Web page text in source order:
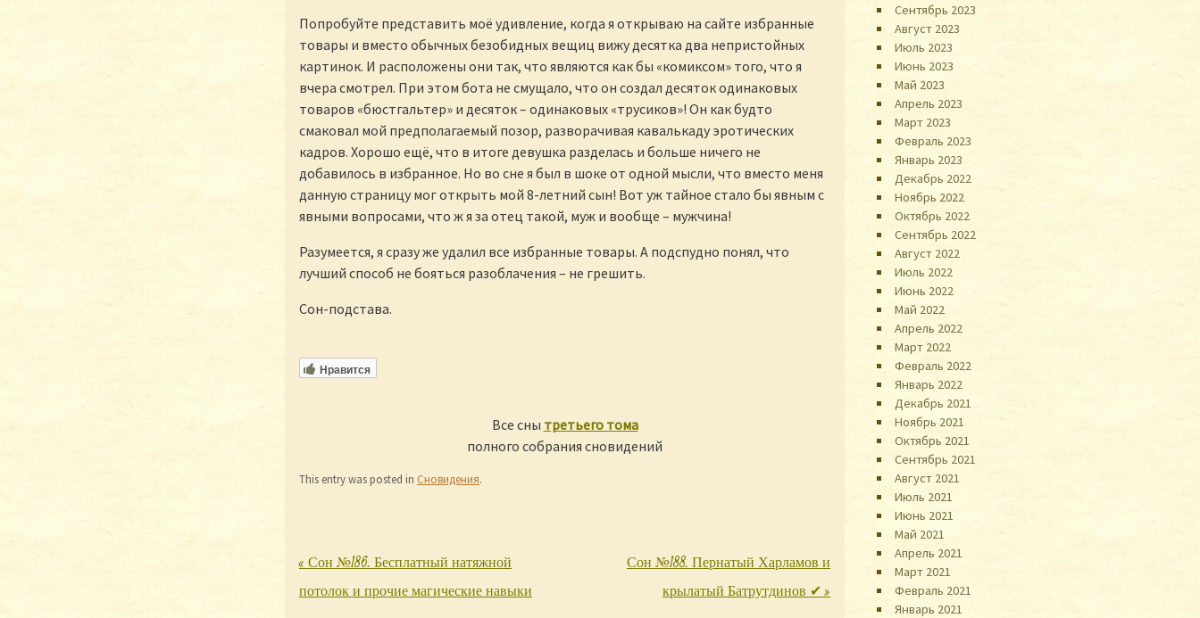
Попробуйте представить моё удивление, когда я открываю на сайте избранные
товары и вместо обычных безобидных вещиц вижу десятка два непристойных
картинок. И расположены они так, что являются как бы «комиксом» того, что я
вчера смотрел. При этом бота не смущало, что он создал десяток одинаковых
товаров «бюстгальтер» и десяток – одинаковых «трусиков»! Он как будто
смаковал мой предполагаемый позор, разворачивая кавалькаду эротических
кадров. Хорошо ещё, что в итоге девушка разделась и больше ничего не
добавилось в избранное. Но во сне я был в шоке от одной мысли, что вместо меня
данную страницу мог открыть мой 8-летний сын! Вот уж тайное стало бы явным с
явными вопросами, что ж я за отец такой, муж и вообще – мужчина!
Разумеется, я сразу же удалил все избранные товары. А подспудно понял, что
лучший способ не бояться разоблачения – не грешить.
Сон-подстава.
Нравится
Все сны третьего тома
полного собрания сновидений
This entry was posted in Сновидения.
Post navigation
«Сон №186. Бесплатный натяжной
потолок и прочие магические навыки
Сон №188. Пернатый Харламов и
крылатый Батрутдинов ✔»
Сентябрь 2023
Август 2023
Июль 2023
Июнь 2023
Май 2023
Апрель 2023
Март 2023
Февраль 2023
Январь 2023
Декабрь 2022
Ноябрь 2022
Октябрь 2022
Сентябрь 2022
Август 2022
Июль 2022
Июнь 2022
Май 2022
Апрель 2022
Март 2022
Февраль 2022
Январь 2022
Декабрь 2021
Ноябрь 2021
Октябрь 2021
Сентябрь 2021
Август 2021
Июль 2021
Июнь 2021
Май 2021
Апрель 2021
Март 2021
Февраль 2021
Январь 2021